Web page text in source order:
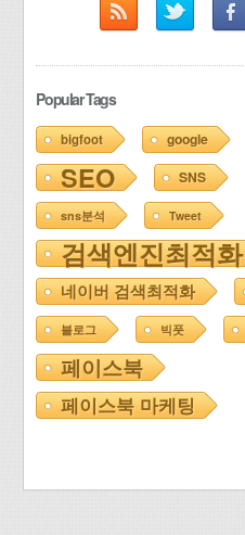
Popular Tags
bigfoot google
SEO SNS
sns분석 Tweet
검색엔진최적화
네이버 검색최적화
블로그 빅풋
페이스북
페이스북 마케팅